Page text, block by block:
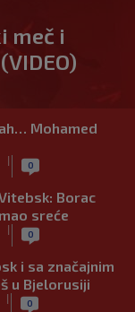
meč i
Mohamed
| 0
Borac
sreće
| 0
i sa značajnim
u Bjelorusiji
| 0